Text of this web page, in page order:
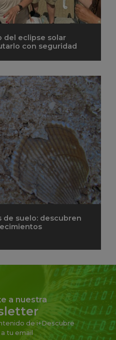
del eclipse solar
con seguridad
de suelo: descubren
a nuestra
de i+Descubre
tu email